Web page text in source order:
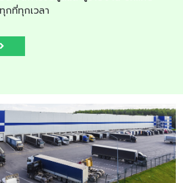
ที่ทุกเวลา